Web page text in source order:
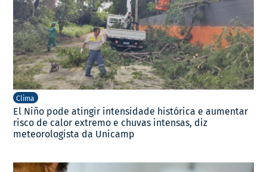
Clima
El Niño pode atingir intensidade histórica e aumentar
risco de calor extremo e chuvas intensas, diz
meteorologista da Unicamp